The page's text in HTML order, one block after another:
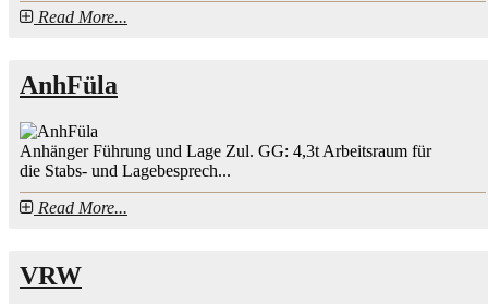
Read More...
AnhFüla
Anhänger Führung und Lage Zul. GG: 4,3t Arbeitsraum für
die Stabs- und Lagebesprech...
Read More...
VRW